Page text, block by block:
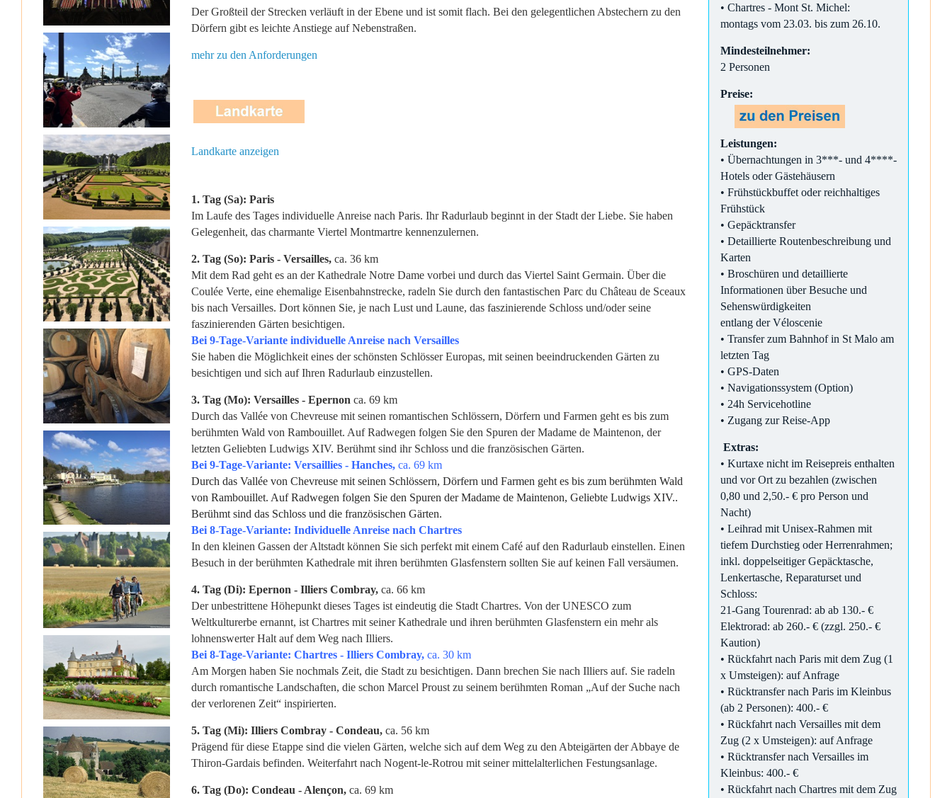
Der Großteil der Strecken verläuft in der Ebene und ist somit flach. Bei den gelegentlichen Abstechern zu den
Dörfern gibt es leichte Anstiege auf Nebenstraßen.
mehr zu den Anforderungen
Landkarte anzeigen
1. Tag (Sa): Paris
Im Laufe des Tages individuelle Anreise nach Paris. Ihr Radurlaub beginnt in der Stadt der Liebe. Sie haben
Gelegenheit, das charmante Viertel Montmartre kennenzulernen.
2. Tag (So): Paris - Versailles,ca. 36 km
Mit dem Rad geht es an der Kathedrale Notre Dame vorbei und durch das Viertel Saint Germain. Über die
Coulée Verte, eine ehemalige Eisenbahnstrecke, radeln Sie durch den fantastischen Parc du Château de Sceaux
bis nach Versailles. Dort können Sie, je nach Lust und Laune, das faszinierende Schloss und/oder seine
faszinierenden Gärten besichtigen.
Bei 9-Tage-Variante individuelle Anreise nach Versailles
Sie haben die Möglichkeit eines der schönsten Schlösser Europas, mit seinen beeindruckenden Gärten zu
besichtigen und sich auf Ihren Radurlaub einzustellen.
3. Tag (Mo): Versailles - Epernon ca. 69 km
Durch das Vallée von Chevreuse mit seinen romantischen Schlössern, Dörfern und Farmen geht es bis zum
berühmten Wald von Rambouillet. Auf Radwegen folgen Sie den Spuren der Madame de Maintenon, der
letzten Geliebten Ludwigs XIV. Berühmt sind ihr Schloss und die französischen Gärten.
Bei 9-Tage-Variante: Versaillies - Hanches, ca. 69 km
Durch das Vallée von Chevreuse mit seinen Schlössern, Dörfern und Farmen geht es bis zum berühmten Wald
von Rambouillet. Auf Radwegen folgen Sie den Spuren der Madame de Maintenon, Geliebte Ludwigs XIV..
Berühmt sind das Schloss und die französischen Gärten.
Bei 8-Tage-Variante: Individuelle Anreise nach Chartres
In den kleinen Gassen der Altstadt können Sie sich perfekt mit einem Café auf den Radurlaub einstellen. Einen
Besuch in der berühmten Kathedrale mit ihren berühmten Glasfenstern sollten Sie auf keinen Fall versäumen.
4. Tag (Di): Epernon - Illiers Combray,ca. 66 km
Der unbestrittene Höhepunkt dieses Tages ist eindeutig die Stadt Chartres. Von der UNESCO zum
Weltkulturerbe ernannt, ist Chartres mit seiner Kathedrale und ihren berühmten Glasfenstern ein mehr als
lohnenswerter Halt auf dem Weg nach Illiers.
Bei 8-Tage-Variante: Chartres - Illiers Combray,ca. 30 km
Am Morgen haben Sie nochmals Zeit, die Stadt zu besichtigen. Dann brechen Sie nach Illiers auf. Sie radeln
durch romantische Landschaften, die schon Marcel Proust zu seinem berühmten Roman „Auf der Suche nach
der verlorenen Zeit“ inspirierten.
5. Tag (Mi): Illiers Combray - Condeau,ca. 56 km
Prägend für diese Etappe sind die vielen Gärten, welche sich auf dem Weg zu den Abteigärten der Abbaye de
Thiron-Gardais befinden. Weiterfahrt nach Nogent-le-Rotrou mit seiner mittelalterlichen Festungsanlage.
6. Tag (Do): Condeau - Alençon,ca. 69 km
• Chartres - Mont St. Michel:
montags vom 23.03. bis zum 26.10.
Mindesteilnehmer:
2 Personen
Preise:
Leistungen:
• Übernachtungen in 3***- und 4****-
Hotels oder Gästehäusern
• Frühstückbuffet oder reichhaltiges
Frühstück
• Gepäcktransfer
• Detaillierte Routenbeschreibung und
Karten
• Broschüren und detaillierte
Informationen über Besuche und
Sehenswürdigkeiten
entlang der Véloscenie
• Transfer zum Bahnhof in St Malo am
letzten Tag
• GPS-Daten
• Navigationssystem (Option)
• 24h Servicehotline
• Zugang zur Reise-App
Extras:
• Kurtaxe nicht im Reisepreis enthalten
und vor Ort zu bezahlen (zwischen
0,80 und 2,50.- € pro Person und
Nacht)
• Leihrad mit Unisex-Rahmen mit
tiefem Durchstieg oder Herrenrahmen;
inkl. doppelseitiger Gepäcktasche,
Lenkertasche, Reparaturset und
Schloss:
21-Gang Tourenrad: ab ab 130.- €
Elektrorad: ab 260.- € (zzgl. 250.- €
Kaution)
• Rückfahrt nach Paris mit dem Zug (1
x Umsteigen): auf Anfrage
• Rücktransfer nach Paris im Kleinbus
(ab 2 Personen): 400.- €
• Rückfahrt nach Versailles mit dem
Zug (2 x Umsteigen): auf Anfrage
• Rücktransfer nach Versailles im
Kleinbus: 400.- €
• Rückfahrt nach Chartres mit dem Zug